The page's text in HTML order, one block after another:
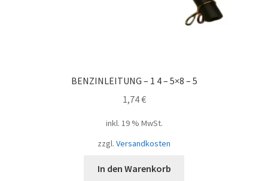
BENZINLEITUNG – 1 4 – 5×8 – 5
1,74€
inkl. 19 % MwSt.
zzgl. Versandkosten
In den Warenkorb